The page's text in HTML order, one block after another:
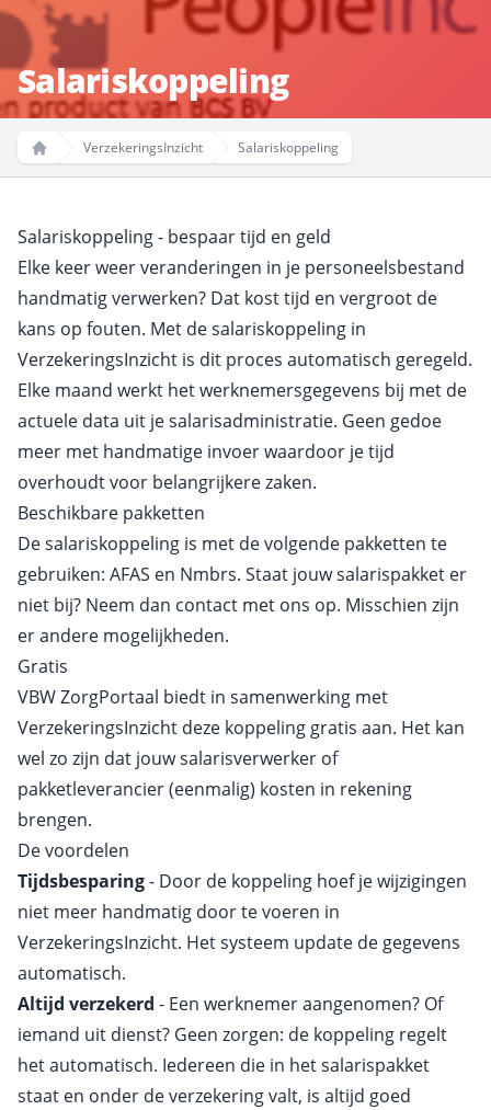
Salariskoppeling
Home
VerzekeringsInzicht Salariskoppeling
Salariskoppeling - bespaar tijd en geld
Elke keer weer veranderingen in je personeelsbestand
handmatig verwerken? Dat kost tijd en vergroot de
kans op fouten. Met de salariskoppeling in
VerzekeringsInzicht is dit proces automatisch geregeld.
Elke maand werkt het werknemersgegevens bij met de
actuele data uit je salarisadministratie. Geen gedoe
meer met handmatige invoer waardoor je tijd
overhoudt voor belangrijkere zaken.
Beschikbare pakketten
De salariskoppeling is met de volgende pakketten te
gebruiken: AFAS en Nmbrs. Staat jouw salarispakket er
niet bij? Neem dan contact met ons op. Misschien zijn
er andere mogelijkheden.
Gratis
VBW ZorgPortaal biedt in samenwerking met
VerzekeringsInzicht deze koppeling gratis aan. Het kan
wel zo zijn dat jouw salarisverwerker of
pakketleverancier (eenmalig) kosten in rekening
brengen.
De voordelen
Tijdsbesparing- Door de koppeling hoef je wijzigingen
niet meer handmatig door te voeren in
VerzekeringsInzicht. Het systeem update de gegevens
automatisch.
Altijd verzekerd - Een werknemer aangenomen? Of
iemand uit dienst? Geen zorgen: de koppeling regelt
het automatisch. Iedereen die in het salarispakket
staat en onder de verzekering valt, is altijd goed